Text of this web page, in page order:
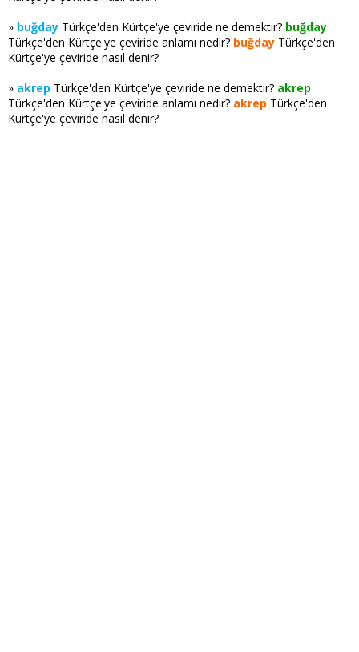
» buğday Türkçe'den Kürtçe'ye çeviride ne demektir? buğday
Türkçe'den Kürtçe'ye çeviride anlamı nedir? buğday Türkçe'den
Kürtçe'ye çeviride nasıl denir?
» akrep Türkçe'den Kürtçe'ye çeviride ne demektir? akrep
Türkçe'den Kürtçe'ye çeviride anlamı nedir? akrep Türkçe'den
Kürtçe'ye çeviride nasıl denir?